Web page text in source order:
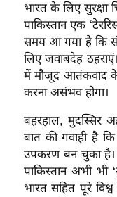
भारत के लिए सुरक्षा
पाकिस्तान एक
समय आ गया है कि
लिए जवाबदेह
में मौजूद आतंकवाद के
करना असंभव होगा।
बहरहाल, मुदस्सिर
बात की गवाही है
उपकरण बन चुका है।
पाकिस्तान अभी भी
भारत सहित पूरे